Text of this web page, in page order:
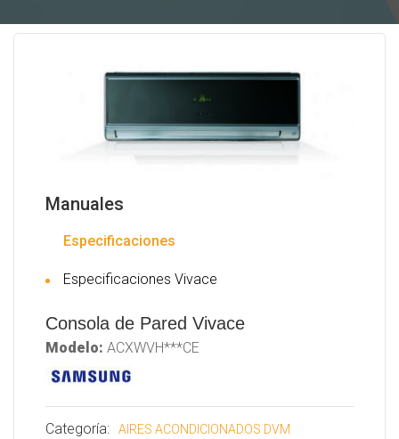
Manuales
Especificaciones
Especificaciones Vivace
Consola de Pared Vivace
Modelo: ACXWVH***CE
Categoría: AIRES ACONDICIONADOS DVM